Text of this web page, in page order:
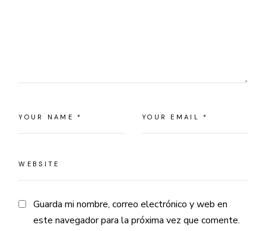
Guarda mi nombre, correo electrónico y web en
este navegador para la próxima vez que comente.